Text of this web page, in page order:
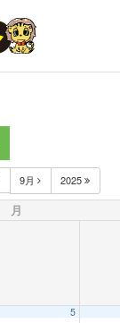
9月 2025
月
5